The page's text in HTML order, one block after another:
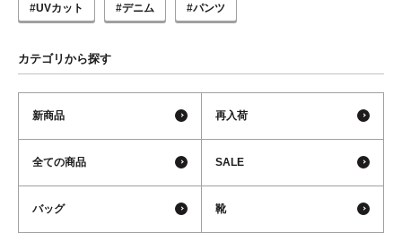
#UVカット #デニム #パンツ
カテゴリから探す
新商品 再入荷
全ての商品 SALE
バッグ 靴